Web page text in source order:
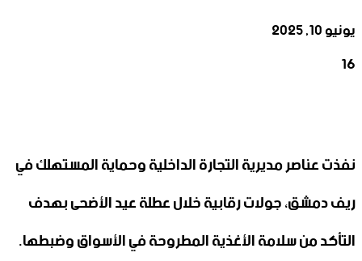
يونيو 10, 2025
16
نفذت عناصر مديرية التجارة الداخلية وحماية المستهلك في
ريف دمشق، جولات رقابية خلال عطلة عيد الأضحى بهدف
التأكد من سلامة الأغذية المطروحة في الأسواق وضبطها.